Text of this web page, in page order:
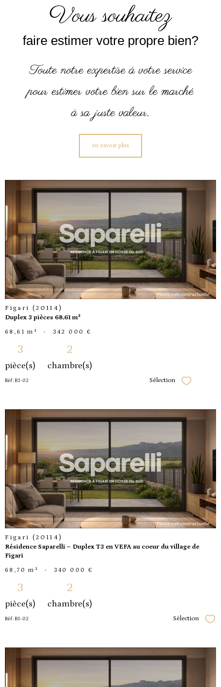
vous souhaitez
faire estimer votre propre bien?
Toute notre expertise à votre service
pour estimer votre bien sur le marché
à sa juste valeur.
en savoir plus
voir le
bien
Figari (20114)
Duplex 3 pièces 68,61 m²
68,61 m² - 342 000 €
3
pièce(s)
2
chambre(s)
Réf : B3-02 Sélection Sélectionner
voir le
bien
Figari (20114)
Résidence Saparelli – Duplex T3 en VEFA au coeur du village de
Figari
68,70 m² - 340 000 €
3
pièce(s)
2
chambre(s)
Réf : B5-02 Sélection